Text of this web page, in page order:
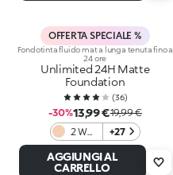
OFFERTA SPECIALE %
Fondotinta fluido mat a lunga tenuta fino a
24 ore
Unlimited 24H Matte
Foundation
(36)
-30%13,99 €19,99 €
2 WR
Warm
Rose
+27
AGGIUNGI AL
CARRELLO